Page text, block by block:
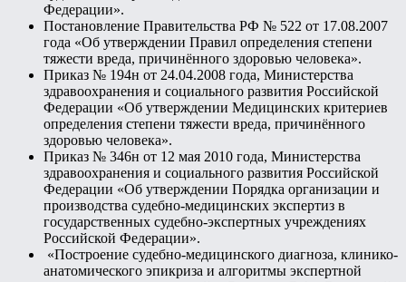
Федерации».
Постановление Правительства РФ № 522 от 17.08.2007
года «Об утверждении Правил определения степени
тяжести вреда, причинённого здоровью человека».
Приказ № 194н от 24.04.2008 года, Министерства
здравоохранения и социального развития Российской
Федерации «Об утверждении Медицинских критериев
определения степени тяжести вреда, причинённого
здоровью человека».
Приказ № 346н от 12 мая 2010 года, Министерства
здравоохранения и социального развития Российской
Федерации «Об утверждении Порядка организации и
производства судебно-медицинских экспертиз в
государственных судебно-экспертных учреждениях
Российской Федерации».
«Построение судебно-медицинского диагноза, клинико-
анатомического эпикриза и алгоритмы экспертной